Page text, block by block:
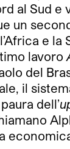
al Sud
un
e
lavoro
del
il
dell’